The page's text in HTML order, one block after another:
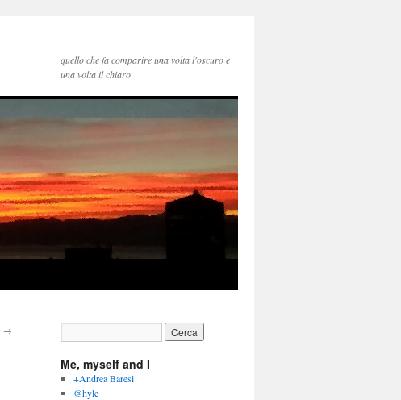
quello che fa comparire una volta l'oscuro e
una volta il chiaro
→
Me, myself and I
+Andrea Baresi
@hyle